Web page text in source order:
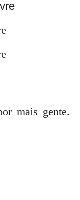
mais gente.